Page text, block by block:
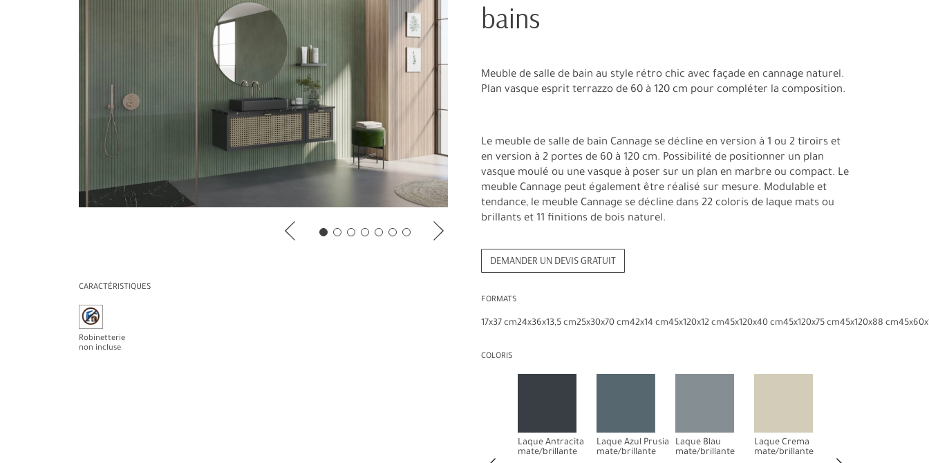
CARACTÉRISTIQUES
Robinetterie
non incluse
bains
Meuble de salle de bain au style rétro chic avec façade en cannage naturel.
Plan vasque esprit terrazzo de 60 à 120 cm pour compléter la composition.
Le meuble de salle de bain Cannage se décline en version à 1 ou 2 tiroirs et
en version à 2 portes de 60 à 120 cm. Possibilité de positionner un plan
vasque moulé ou une vasque à poser sur un plan en marbre ou compact. Le
meuble Cannage peut également être réalisé sur mesure. Modulable et
tendance, le meuble Cannage se décline dans 22 coloris de laque mats ou
brillants et 11 finitions de bois naturel.
DEMANDER UN DEVIS GRATUIT
FORMATS
17x37 cm24x36x13,5 cm25x30x70 cm42x14 cm45x120x12 cm45x120x40 cm45x120x75 cm45x120x88 cm
COLORIS
Laque Antracita
mate/brillante
Laque Azul Prusia
mate/brillante
Laque Blau
mate/brillante
Laque Crema
mate/brillante